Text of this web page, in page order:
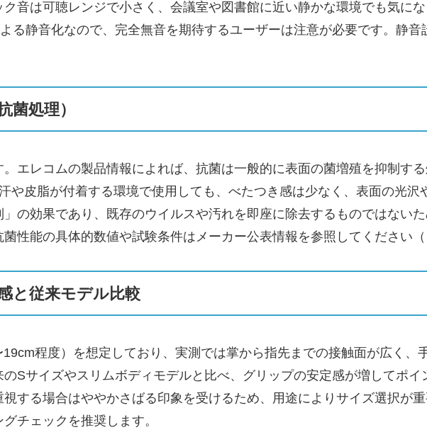
音は可聴レンジで小さく、会議室や図書館に近い静かな環境でも気に
る静音化なので、完全無音を期待するユーザーは注意が必要です。静
菌処理）
エレコムの製品情報によれば、抗菌は一般的に表面の菌増殖を抑制す
や皮脂が付着する環境で使用しても、べたつき感は少なく、表面の光沢
の効果であり、既存のウイルスや汚れを即座に除去するものではない
性能の具体的数値や試験条件はメーカー公表情報を参照してください（
と従来モデル比較
程度）を想定しており、実測では掌から指先までの接触面が広く、
Sサイズやスリムボディモデルと比べ、グリップの安定感が増してポ
する場合はややかさばる印象を受けるため、用途によりサイズ選択が
チェックを推奨します。